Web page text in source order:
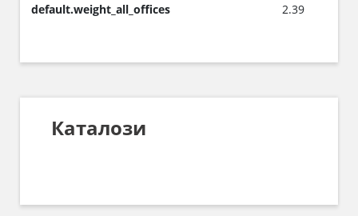
default.weight_all_offices 2.39
Каталози